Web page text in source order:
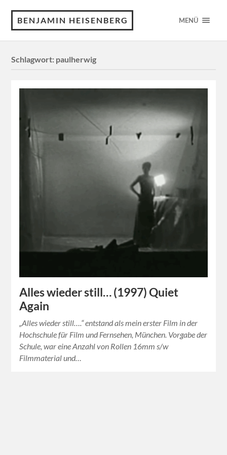
BENJAMIN HEISENBERG MENÜ
Schlagwort: paulherwig
Alles wieder still… (1997) Quiet
Again
„Alles wieder still….“ entstand als mein erster Film in der
Hochschule für Film und Fernsehen, München. Vorgabe der
Schule, war eine Anzahl von Rollen 16mm s/w
Filmmaterial und…